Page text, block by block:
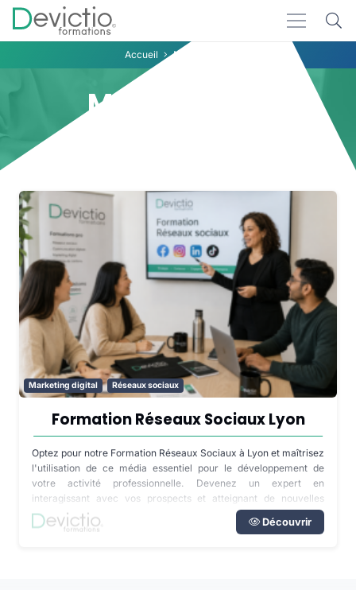
Accueil Média Social
Média Social
Marketing digital Réseaux sociaux
Formation Réseaux Sociaux Lyon
Optez pour notre Formation Réseaux Sociaux à Lyon et maîtrisez
l'utilisation de ce média essentiel pour le développement de
votre activité professionnelle. Devenez un expert en
interagissant avec vos prospects et atteignant de nouvelles
audiences. Priorisez votre stratégie de communication digitale
Découvrir